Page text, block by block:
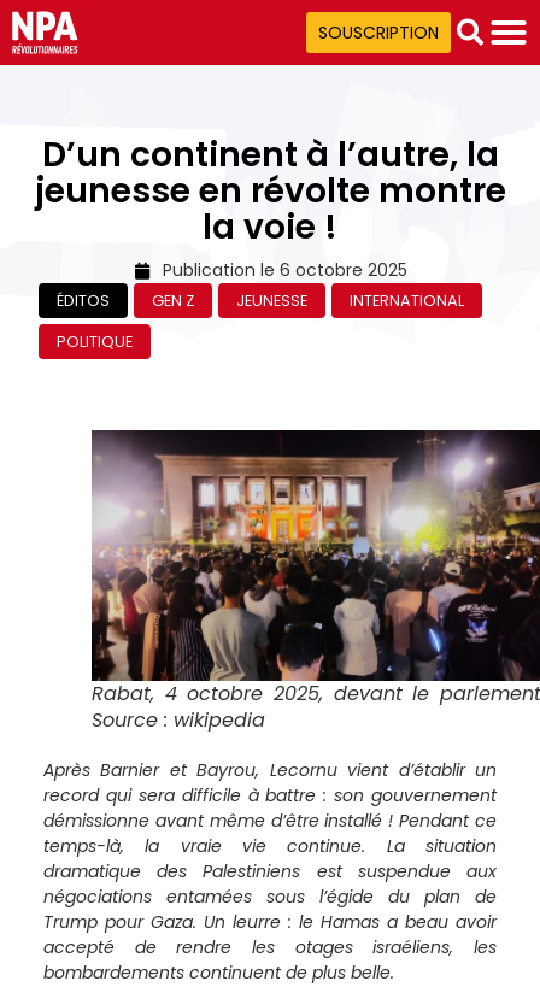
SOUSCRIPTION
D’un continent à l’autre, la
jeunesse en révolte montre
la voie !
Publication le 6 octobre 2025
ÉDITOS GEN Z JEUNESSE
INTERNATIONAL
POLITIQUE
Rabat, 4 octobre 2025, devant le
Source : wikipedia
Après Barnier et Bayrou, Lecornu vient d’établir un
record qui sera difficile à battre : son gouvernement
démissionne avant même d’être installé ! Pendant ce
temps-là, la vraie vie continue. La situation
dramatique des Palestiniens est suspendue aux
négociations entamées sous l’égide du plan de
Trump pour Gaza. Un leurre : le Hamas a beau avoir
accepté de rendre les otages israéliens, les
bombardements continuent de plus belle.